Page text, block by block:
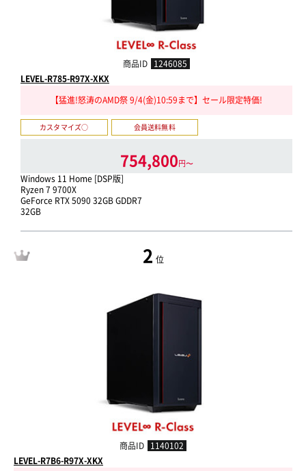
商品ID 1246085
LEVEL-R785-R97X-XKX
【猛進!怒涛のAMD祭 9/4(金)10:59まで】セール限定特価!
カスタマイズ○ 会員送料無料
754,800円〜
Windows 11 Home [DSP版]
Ryzen 7 9700X
GeForce RTX 5090 32GB GDDR7
32GB
2 位
商品ID 1140102
LEVEL-R7B6-R97X-XKX